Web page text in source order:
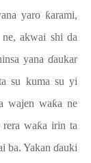
yaro ƙarami,
ne, akwai shi da
yanaɗaukar
su kuma su yi
wajen waƙa ne
waƙa irin ta
ba. Yakan ɗauki